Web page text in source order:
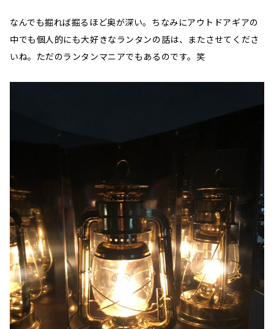
なんでも掘れば掘るほど奥が深い。ちなみにアウトドアギアの
中でも個人的にも大好きなランタンの話は、またさせてくださ
いね。ただのランタンマニアでもあるのです。笑